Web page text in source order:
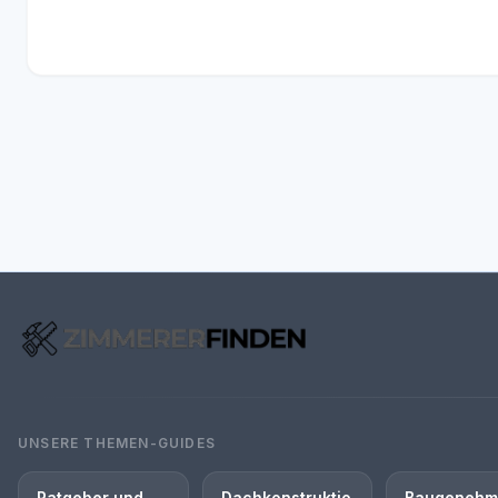
UNSERE THEMEN-GUIDES